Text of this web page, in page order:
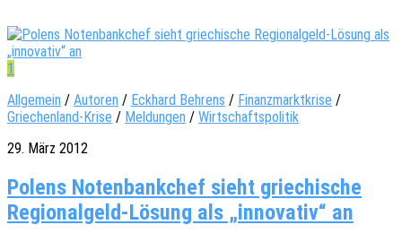
1
Allgemein / Autoren / Eckhard Behrens / Finanzmarktkrise /
Griechenland-Krise / Meldungen / Wirtschaftspolitik
29. März 2012
Polens Notenbankchef sieht griechische
Regionalgeld-Lösung als „innovativ“ an